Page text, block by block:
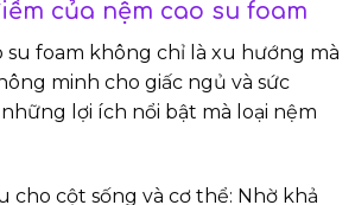
của nệm cao su foam
su foam không chỉ là xu hướng mà
minh cho giấc ngủ và sức
lợi ích nổi bật mà loại nệm
cho cột sống và cơ thể: Nhờ khả